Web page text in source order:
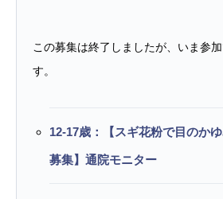
この募集は終了しましたが、いま参
す。
12-17歳：【スギ花粉で目のか
募集】通院モニター